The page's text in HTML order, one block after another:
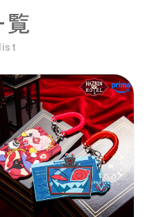
覧